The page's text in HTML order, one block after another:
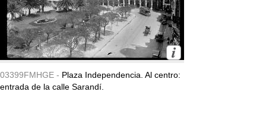
03399FMHGE - Plaza Independencia. Al centro:
entrada de la calle Sarandí.